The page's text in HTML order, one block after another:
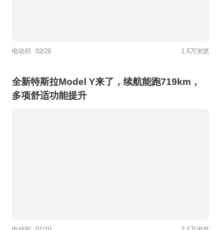
电动邦 02/26 1.5万浏览
全新特斯拉Model Y来了，续航能跑719km，
多项舒适功能提升